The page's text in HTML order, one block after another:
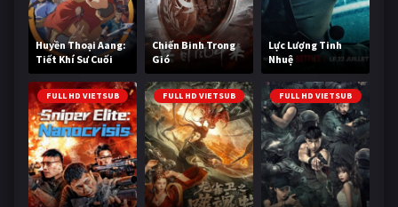
Huyền Thoại Aang:
Tiết Khí Sư Cuối
Cùng
Chiến Binh Trong
Gió
Lực Lượng Tinh
Nhuệ
FULL HD VIETSUB FULL HD VIETSUB FULL HD VIETSUB